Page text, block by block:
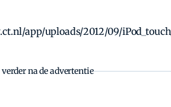
app/uploads/2012/09/
verder na de advertentie